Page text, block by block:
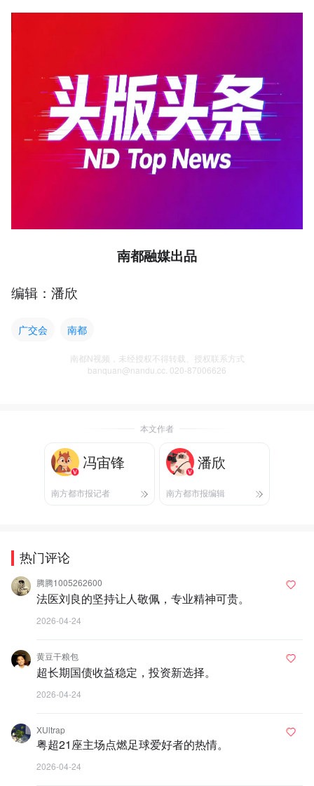
南都融媒出品
编辑：潘欣
广交会 南都
南都N视频，未经授权不得转载、授权联系方式
banquan@nandu.cc. 020-87006626
本文作者
冯宙锋
南方都市报记者
潘欣
南方都市报编辑
热门评论
腾腾1005262600
法医刘良的坚持让人敬佩，专业精神可贵。
2026-04-24
黄豆干粮包
超长期国债收益稳定，投资新选择。
2026-04-24
XUltrap
粤超21座主场点燃足球爱好者的热情。
2026-04-24